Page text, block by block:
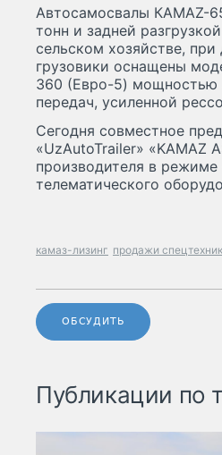
Автосамосвалы КАМАZ-
тонн и задней
сельском хозяйстве,
грузовики оснащены
360 (Евро-5) мощностью
передач, усиленной
Сегодня совместное
«UzAutoTrailer» «KAMAZ
производителя в режиме
телематического
камаз-лизинг продажи
ОБСУДИТЬ
Публикации по